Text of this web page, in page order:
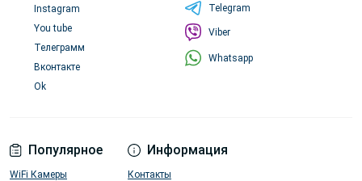
Популярное
WiFi Камеры
Информация
Контакты
Instagram
You tube
Телеграмм
Вконтакте
Ok
Telegram
Viber
Whatsapp